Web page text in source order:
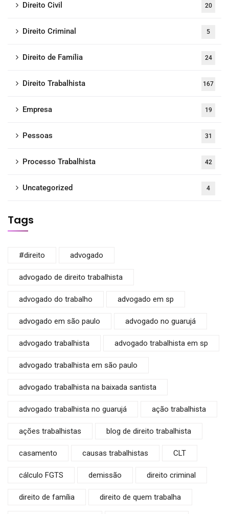
Direito Civil 20
Direito Criminal 5
Direito de Família 24
Direito Trabalhista 167
Empresa 19
Pessoas 31
Processo Trabalhista 42
Uncategorized 4
Tags
#direito advogado
advogado de direito trabalhista
advogado do trabalho advogado em sp
advogado em são paulo advogado no guarujá
advogado trabalhista advogado trabalhista em sp
advogado trabalhista em são paulo
advogado trabalhista na baixada santista
advogado trabalhista no guarujá ação trabalhista
ações trabalhistas blog de direito trabalhista
casamento causas trabalhistas CLT
cálculo FGTS demissão direito criminal
direito de família direito de quem trabalha